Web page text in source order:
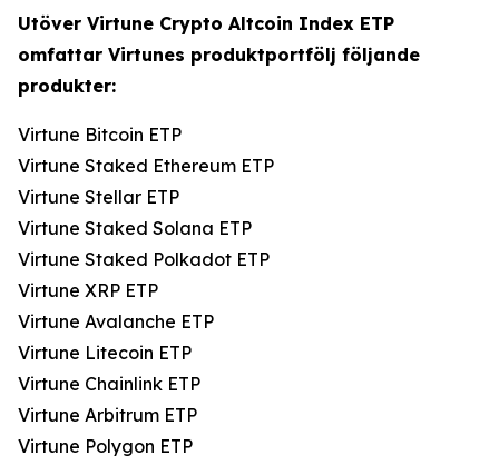
Utöver Virtune Crypto Altcoin Index ETP
omfattar Virtunes produktportfölj följande
produkter:
Virtune Bitcoin ETP
Virtune Staked Ethereum ETP
Virtune Stellar ETP
Virtune Staked Solana ETP
Virtune Staked Polkadot ETP
Virtune XRP ETP
Virtune Avalanche ETP
Virtune Litecoin ETP
Virtune Chainlink ETP
Virtune Arbitrum ETP
Virtune Polygon ETP